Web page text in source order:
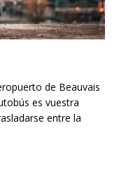
de Beauvais
es vuestra
entre la